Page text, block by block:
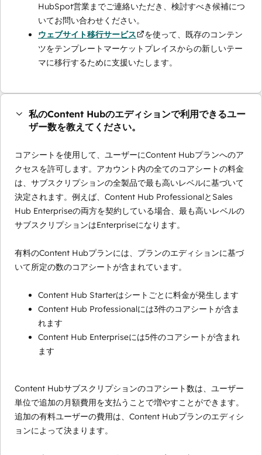
HubSpot営業までご連絡いただき、検討すべき候補につ
いてお問い合わせください。
ウェブサイト移行サービス
を使って、既存のコンテン
ツをテンプレートマーケットプレイスからの新しいテー
マに移行するために支援いたします。
私のContent Hubのエディションで利用できるユー
ザー数を教えてください。
コアシートを使用して、ユーザーにContent Hubプランへのア
クセスを許可します。アカウント内の全てのコアシートの料金
は、サブスクリプションの全製品で最も高いレベルに基づいて
決定されます。例えば、Content Hub ProfessionalとSales
Hub Enterpriseの両方を契約している場合、最も高いレベルの
サブスクリプションはEnterpriseになります。
有料のContent Hubプランには、プランのエディションに基づ
いて所定の数のコアシートが含まれています。
Content Hub Starterはシートごとに料金が発生します
Content Hub Professionalには3件のコアシートが含ま
れます
Content Hub Enterpriseには5件のコアシートが含まれ
ます
Content Hubサブスクリプションのコアシート数は、ユーザー
単位で追加の月額費用を支払うことで増やすことができます。
追加の有料ユーザーの費用は、Content Hubプランのエディシ
ョンによって決まります。